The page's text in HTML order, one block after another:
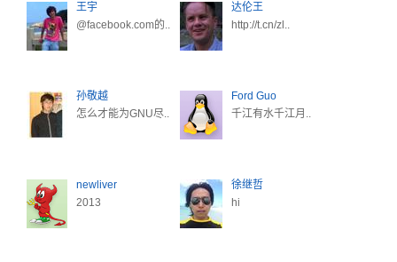
王宇
@facebook.com的..
达伦王
http://t.cn/zl..
孙敬越
怎么才能为GNU尽..
Ford Guo
千江有水千江月..
newliver
2013
徐继哲
hi